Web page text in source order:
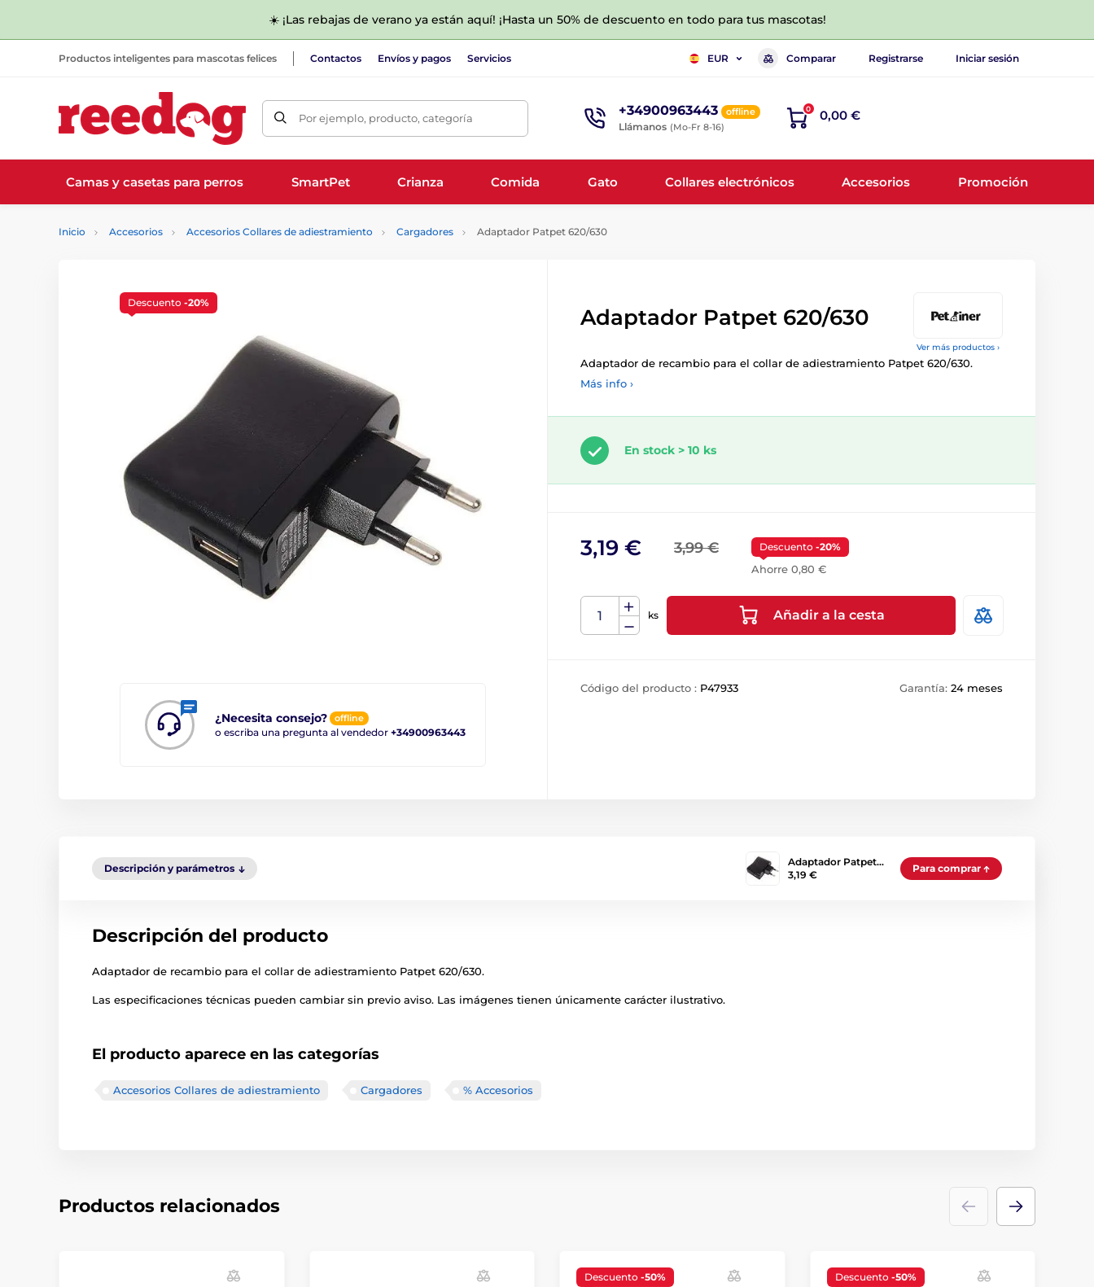
☀️ ¡Las rebajas de verano ya están aquí! ¡Hasta un 50% de descuento en todo para tus mascotas!
Productos inteligentes para mascotas felices Contactos Envíos y pagos Servicios EUR Comparar Registrarse Iniciar sesión
Por ejemplo, producto, categoría +34900963443 offline
Llámanos (Mo-Fr 8-16)
0 0,00 €
Camas y casetas para perros SmartPet Crianza Comida Gato Collares electrónicos Accesorios Promoción
Inicio Accesorios Accesorios Collares de adiestramiento Cargadores Adaptador Patpet 620/630
Ver más productos ›
¿Necesita consejo? offline
o escriba una pregunta al vendedor +34900963443
Descuento -20%
Adaptador Patpet 620/630
Adaptador de recambio para el collar de adiestramiento Patpet 620/630.
Más info ›
En stock > 10 ks
3,99 €
3,19 € Descuento -20%
Ahorre 0,80 €
ks Añadir a la cesta
Código del producto : P47933 Garantía: 24 meses
Descripción y parámetros
Adaptador Patpet…
3,19 €
Para comprar
Descripción del producto
Adaptador de recambio para el collar de adiestramiento Patpet 620/630.
Las especificaciones técnicas pueden cambiar sin previo aviso. Las imágenes tienen únicamente carácter ilustrativo.
El producto aparece en las categorías
Accesorios Collares de adiestramiento Cargadores % Accesorios
Productos relacionados
Descuento -50% Descuento -50%